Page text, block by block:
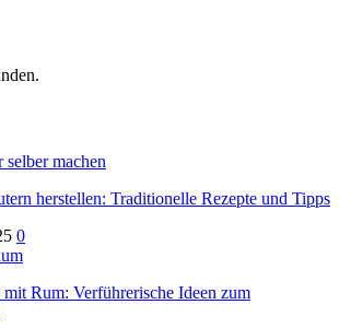
herstellen: Traditionelle Rezepte und Tipps
0
Rum: Verführerische Ideen zum